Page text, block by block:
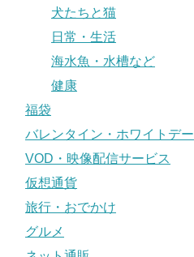
犬たちと猫
日常・生活
海水魚・水槽など
健康
福袋
バレンタイン・ホワイトデー
VOD・映像配信サービス
仮想通貨
旅行・おでかけ
グルメ